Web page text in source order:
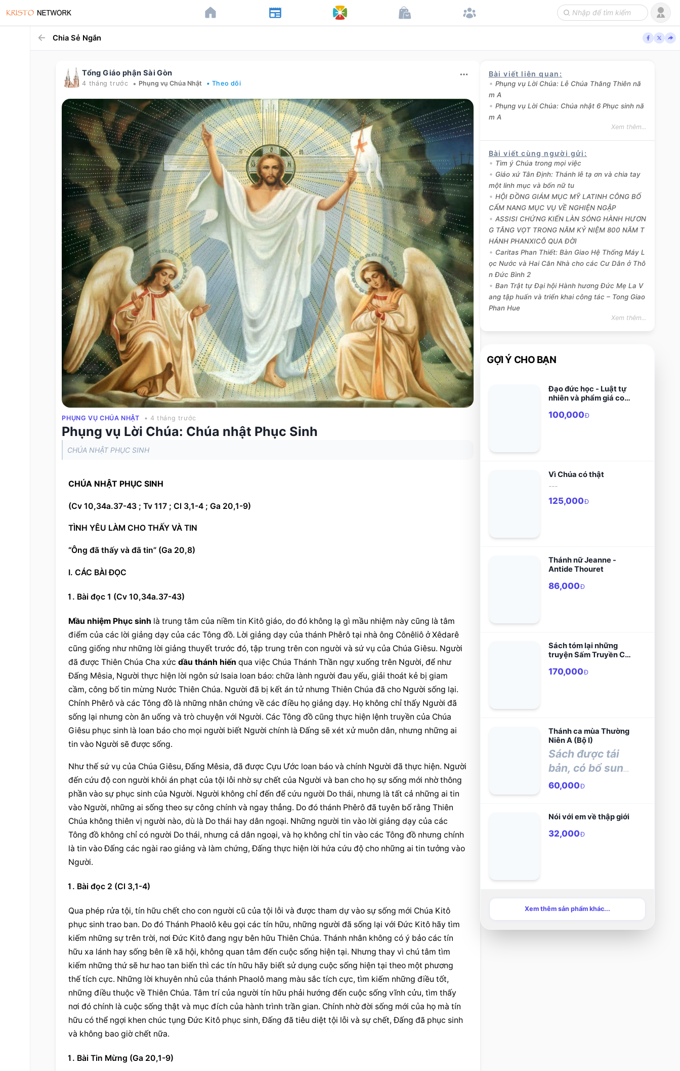
Chia Sẻ Ngắn
Tổng Giáo phận Sài Gòn
4 tháng trước • Phụng vụ Chúa Nhật • Theo dõi
PHỤNG VỤ CHÚA NHẬT • 4 tháng trước
Phụng vụ Lời Chúa: Chúa nhật Phục Sinh
CHÚA NHẬT PHỤC SINH
CHÚA NHẬT PHỤC SINH
(Cv 10,34a.37-43 ; Tv 117 ; Cl 3,1-4 ; Ga 20,1-9)
TÌNH YÊU LÀM CHO THẤY VÀ TIN
“Ông đã thấy và đã tin” (Ga 20,8)
I. CÁC BÀI ĐỌC
Bài đọc 1 (Cv 10,34a.37-43)
Mầu nhiệm Phục sinh là trung tâm của niềm tin Kitô giáo, do đó không lạ gì mầu nhiệm này cũng là tâm
điểm của các lời giảng dạy của các Tông đồ. Lời giảng dạy của thánh Phêrô tại nhà ông Cônêliô ở Xêdarê
cũng giống như những lời giảng thuyết trước đó, tập trung trên con người và sứ vụ của Chúa Giêsu. Người
đã được Thiên Chúa Cha xức dầu thánh hiến qua việc Chúa Thánh Thần ngự xuống trên Người, để như
Đấng Mêsia, Người thực hiện lời ngôn sứ Isaia loan báo: chữa lành người đau yếu, giải thoát kẻ bị giam
cầm, công bố tin mừng Nước Thiên Chúa. Người đã bị kết án tử nhưng Thiên Chúa đã cho Người sống lại.
Chính Phêrô và các Tông đồ là những nhân chứng về các điều họ giảng dạy. Họ không chỉ thấy Người đã
sống lại nhưng còn ăn uống và trò chuyện với Người. Các Tông đồ cũng thực hiện lệnh truyền của Chúa
Giêsu phục sinh là loan báo cho mọi người biết Người chính là Đấng sẽ xét xử muôn dân, nhưng những ai
tin vào Người sẽ được sống.
Như thế sứ vụ của Chúa Giêsu, Đấng Mêsia, đã được Cựu Ước loan báo và chính Người đã thực hiện. Người
đến cứu độ con người khỏi án phạt của tội lỗi nhờ sự chết của Người và ban cho họ sự sống mới nhờ thông
phần vào sự phục sinh của Người. Người không chỉ đến để cứu người Do thái, nhưng là tất cả những ai tin
vào Người, những ai sống theo sự công chính và ngay thẳng. Do đó thánh Phêrô đã tuyên bố rằng Thiên
Chúa không thiên vị người nào, dù là Do thái hay dân ngoại. Những người tin vào lời giảng dạy của các
Tông đồ không chỉ có người Do thái, nhưng cả dân ngoại, và họ không chỉ tin vào các Tông đồ nhưng chính
là tin vào Đấng các ngài rao giảng và làm chứng, Đấng thực hiện lời hứa cứu độ cho những ai tin tưởng vào
Người.
Bài đọc 2 (Cl 3,1-4)
Qua phép rửa tội, tín hữu chết cho con người cũ của tội lỗi và được tham dự vào sự sống mới Chúa Kitô
phục sinh trao ban. Do đó Thánh Phaolô kêu gọi các tín hữu, những người đã sống lại với Đức Kitô hãy tìm
kiếm những sự trên trời, nơi Đức Kitô đang ngự bên hữu Thiên Chúa. Thánh nhân không có ý bảo các tín
hữu xa lánh hay sống bên lề xã hội, không quan tâm đến cuộc sống hiện tại. Nhưng thay vì chú tâm tìm
kiếm những thứ sẽ hư hao tan biến thì các tín hữu hãy biết sử dụng cuộc sống hiện tại theo một phương
thế tích cực. Những lời khuyên nhủ của thánh Phaolô mang màu sắc tích cực, tìm kiếm những điều tốt,
những điều thuộc về Thiên Chúa. Tâm trí của người tín hữu phải hướng đến cuộc sống vĩnh cửu, tìm thấy
nơi đó chính là cuộc sống thật và mục đích của hành trình trần gian. Chính nhờ đời sống mới của họ mà tín
hữu có thể ngợi khen chúc tụng Đức Kitô phục sinh, Đấng đã tiêu diệt tội lỗi và sự chết, Đấng đã phục sinh
và không bao giờ chết nữa.
Bài Tin Mừng (Ga 20,1-9)
Bài viết liên quan :
Phụng vụ Lời Chúa: Lễ Chúa Thăng Thiên nă
m A
Phụng vụ Lời Chúa: Chúa nhật 6 Phục sinh nă
m A
Xem thêm...
Bài viết cùng người gửi :
Tìm ý Chúa trong mọi việc
Giáo xứ Tân Định: Thánh lễ tạ ơn và chia tay
một linh mục và bốn nữ tu
HỘI ĐỒNG GIÁM MỤC MỸ LATINH CÔNG BỐ
CẨM NANG MỤC VỤ VỀ NGHIỆN NGẬP
ASSISI CHỨNG KIẾN LÀN SÓNG HÀNH HƯƠN
G TĂNG VỌT TRONG NĂM KỶ NIỆM 800 NĂM T
HÁNH PHANXICÔ QUA ĐỜI
Caritas Phan Thiết: Bàn Giao Hệ Thống Máy L
ọc Nước và Hai Căn Nhà cho các Cư Dân ở Thô
n Đức Bình 2
Ban Trật tự Đại hội Hành hương Đức Mẹ La V
ang tập huấn và triển khai công tác – Tong Giao
Phan Hue
Xem thêm...
GỢI Ý CHO BẠN
Đạo đức học - Luật tự
nhiên và phẩm giá con
100,000Đ
Vì Chúa có thật
---
125,000Đ
Thánh nữ Jeanne -
Antide Thouret
86,000Đ
Sách tóm lại những
truyện Sấm Truyền Cũ
Nôm)
170,000Đ
Thánh ca mùa Thường
Niên A (Bộ I)
Sách được tái
bản, có bổ sung
và chỉnh sửa từ
60,000Đ
Nói với em về thập giới
32,000Đ
Xem thêm sản phẩm khác...